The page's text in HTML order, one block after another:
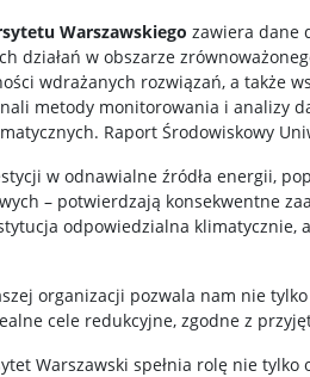
Warszawskiego zawiera dane
działań w obszarze
wdrażanych rozwiązań, a także
metody monitorowania i analizy
Raport Środowiskowy
w odnawialne źródła energii,
– potwierdzają konsekwentne
odpowiedzialna
organizacji pozwala nam nie
cele redukcyjne, zgodne z
Warszawski spełnia rolę nie